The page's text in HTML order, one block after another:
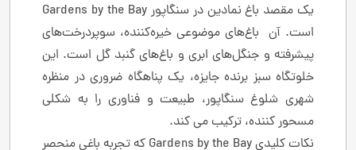
یک مقصد باغ نمادین در سنگاپور Gardens by the Bay
است. آن باغ‌های موضوعی خیره‌کننده، سوپردرخت‌های
پیشرفته و جنگل‌های ابری و باغ‌های گنبد گل است. این
خلوتگاه سبز برنده جایزه، یک پناهگاه ضروری در منظره
شهری شلوغ سنگاپور، طبیعت و فناوری را به شکلی
مسحور کننده، ترکیب می کند.
نکات کلیدی Gardens by the Bay که تجربه باغی منحصر